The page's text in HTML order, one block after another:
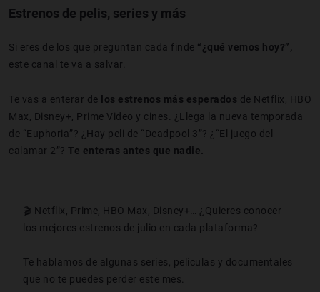
Estrenos de pelis, series y más
Si eres de los que preguntan cada finde “¿qué vemos hoy?”,
este canal te va a salvar.
Te vas a enterar de los estrenos más esperados de Netflix, HBO
Max, Disney+, Prime Video y cines. ¿Llega la nueva temporada
de “Euphoria”? ¿Hay peli de “Deadpool 3”? ¿“El juego del
calamar 2”? Te enteras antes que nadie.
🎬 Netflix, Prime, HBO Max, Disney+… ¿Quieres conocer
los mejores estrenos de julio en cada plataforma?
Te hablamos de algunas series, películas y documentales
que no te puedes perder este mes.